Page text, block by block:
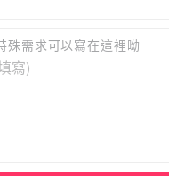
殊需求可以寫在這裡呦